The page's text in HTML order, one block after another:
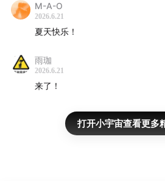
《候鳥長征：一場飛越世
红腹滨鹬录音 © Andrew Spencer
www.zwlhome.com
M-A-O
2026.6.21
夏天快乐！
雨珈
2026.6.21
来了！
打开小宇宙查看更多